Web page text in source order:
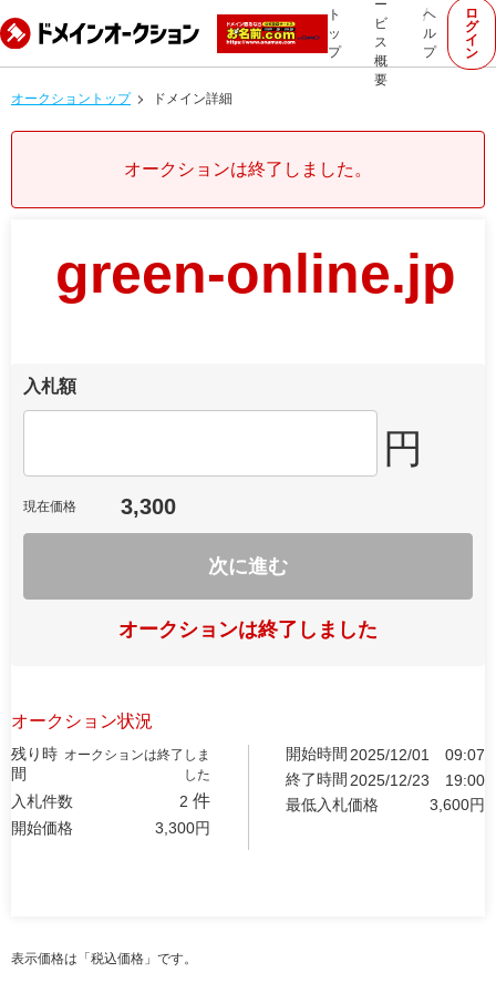
ト
ッ
プ
ー
ビ
ス
概
要
ヘ
ル
プ
ロ
グ
イ
ン
オークショントップ ドメイン詳細
オークションは終了しました。
green-online.jp
入札額
円
現在価格 3,300
次に進む
オークションは終了しました
オークション状況
残り時
間
オークションは終了しま
した
入札件数 2 件
開始価格 3,300円
開始時間 2025/12/01
09:07
終了時間 2025/12/23
19:00
最低入札価格
3,600円
表示価格は「税込価格」です。